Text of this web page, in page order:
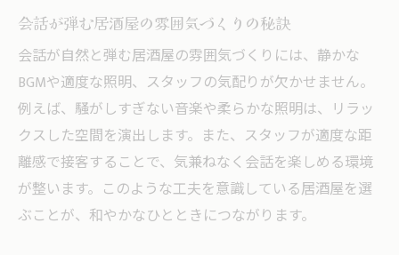
会話が弾む居酒屋の雰囲気づくりの秘訣
会話が自然と弾む居酒屋の雰囲気づくりには、静かな
BGMや適度な照明、スタッフの気配りが欠かせません。
例えば、騒がしすぎない音楽や柔らかな照明は、リラッ
クスした空間を演出します。また、スタッフが適度な距
離感で接客することで、気兼ねなく会話を楽しめる環境
が整います。このような工夫を意識している居酒屋を選
ぶことが、和やかなひとときにつながります。